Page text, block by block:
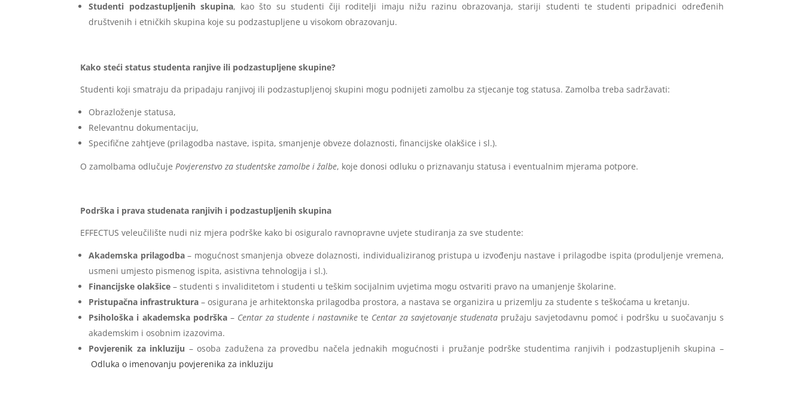
Studenti podzastupljenih skupina, kao što su studenti čiji roditelji imaju nižu razinu obrazovanja, stariji studenti te studenti pripadnici određenih
društvenih i etničkih skupina koje su podzastupljene u visokom obrazovanju.
Kako steći status studenta ranjive ili podzastupljene skupine?
Studenti koji smatraju da pripadaju ranjivoj ili podzastupljenoj skupini mogu podnijeti zamolbu za stjecanje tog statusa. Zamolba treba sadržavati:
Obrazloženje statusa,
Relevantnu dokumentaciju,
Specifične zahtjeve (prilagodba nastave, ispita, smanjenje obveze dolaznosti, financijske olakšice i sl.).
O zamolbama odlučujePovjerenstvo za studentske zamolbe i žalbe, koje donosi odluku o priznavanju statusa i eventualnim mjerama potpore.
Podrška i prava studenata ranjivih i podzastupljenih skupina
EFFECTUS veleučilište nudi niz mjera podrške kako bi osiguralo ravnopravne uvjete studiranja za sve studente:
Akademska prilagodba– mogućnost smanjenja obveze dolaznosti, individualiziranog pristupa u izvođenju nastave i prilagodbe ispita (produljenje vremena,
usmeni umjesto pismenog ispita, asistivna tehnologija i sl.).
Financijske olakšice – studenti s invaliditetom i studenti u teškim socijalnim uvjetima mogu ostvariti pravo na umanjenje školarine.
Pristupačna infrastruktura – osigurana je arhitektonska prilagodba prostora, a nastava se organizira u prizemlju za studente s teškoćama u kretanju.
Psihološka i akademska podrška– Centar za studente i nastavnikete Centar za savjetovanje studenata pružaju savjetodavnu pomoć i podršku u suočavanju s
akademskim i osobnim izazovima.
Povjerenik za inkluziju – osoba zadužena za provedbu načela jednakih mogućnosti i pružanje podrške studentima ranjivih i podzastupljenih skupina –
Odluka o imenovanju povjerenika za inkluziju